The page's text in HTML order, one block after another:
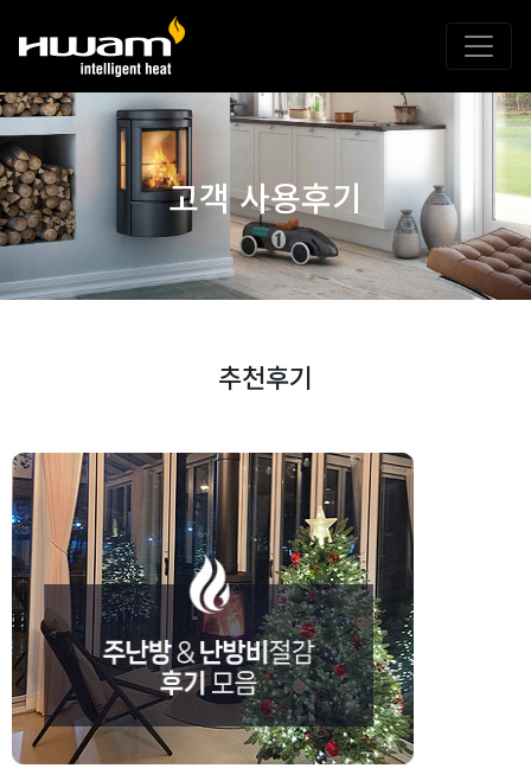
고객 사용후기
추천후기